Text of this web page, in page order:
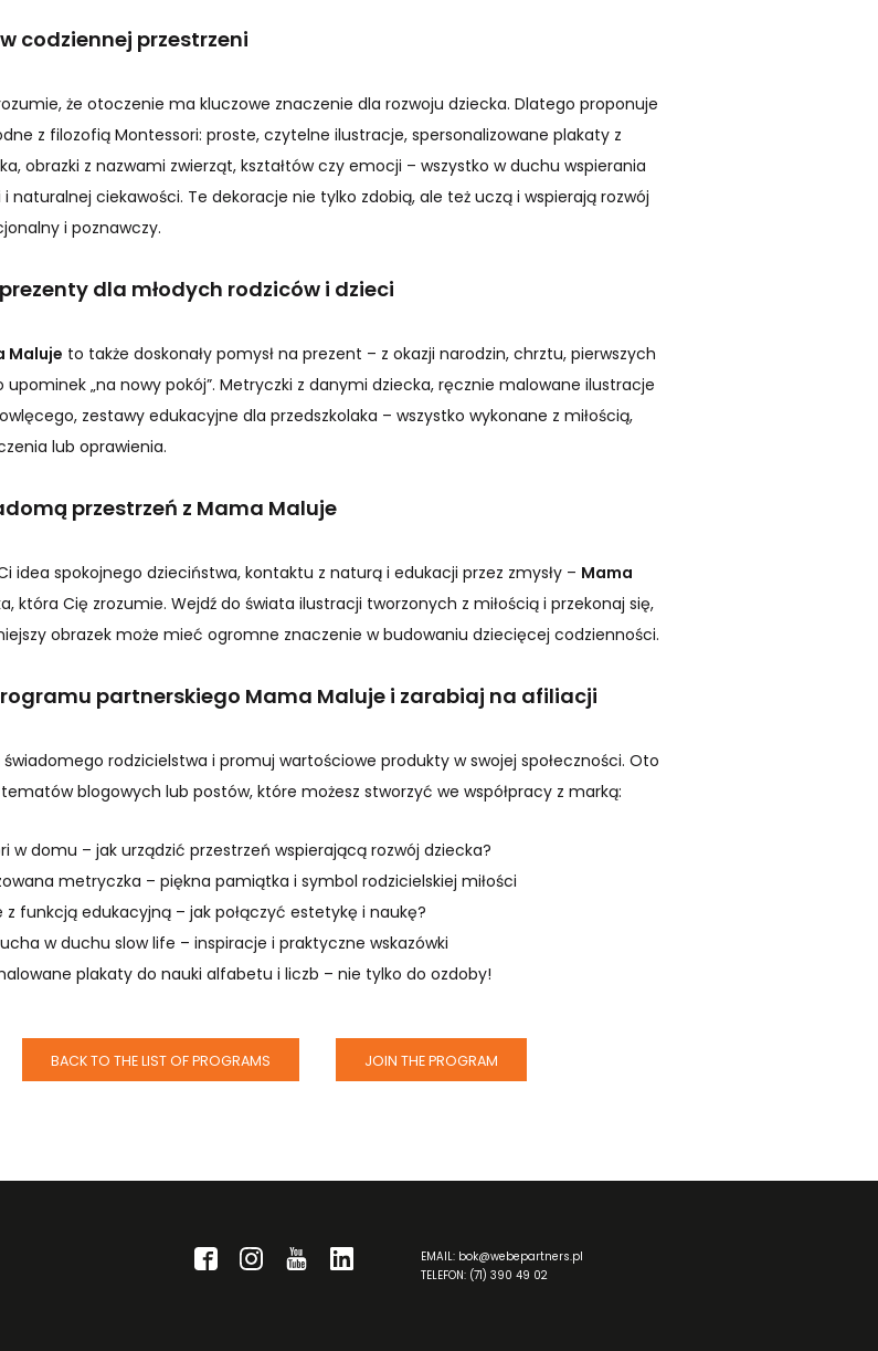
codziennej przestrzeni
że otoczenie ma kluczowe znaczenie dla rozwoju dziecka. Dlatego proponuje
z filozofią Montessori: proste, czytelne ilustracje, spersonalizowane plakaty z
obrazki z nazwami zwierząt, kształtów czy emocji – wszystko w duchu wspierania
naturalnej ciekawości. Te dekoracje nie tylko zdobią, ale też uczą i wspierają rozwój
i poznawczy.
dla młodych rodziców i dzieci
Maluje to także doskonały pomysł na prezent – z okazji narodzin, chrztu, pierwszych
upominek „na nowy pokój”. Metryczki z danymi dziecka, ręcznie malowane ilustracje
zestawy edukacyjne dla przedszkolaka – wszystko wykonane z miłością,
lub oprawienia.
przestrzeń z Mama Maluje
idea spokojnego dzieciństwa, kontaktu z naturą i edukacji przez zmysły – Mama
która Cię zrozumie. Wejdź do świata ilustracji tworzonych z miłością i przekonaj się,
obrazek może mieć ogromne znaczenie w budowaniu dziecięcej codzienności.
partnerskiego Mama Maluje i zarabiaj na afiliacji
świadomego rodzicielstwa i promuj wartościowe produkty w swojej społeczności. Oto
blogowych lub postów, które możesz stworzyć we współpracy z marką:
w domu – jak urządzić przestrzeń wspierającą rozwój dziecka?
metryczka – piękna pamiątka i symbol rodzicielskiej miłości
z funkcją edukacyjną – jak połączyć estetykę i naukę?
w duchu slow life – inspiracje i praktyczne wskazówki
plakaty do nauki alfabetu i liczb – nie tylko do ozdoby!
BACK TO THE LIST OF PROGRAMS JOIN THE PROGRAM
EMAIL: bok@webepartners.pl
TELEFON: (71) 390 49 02